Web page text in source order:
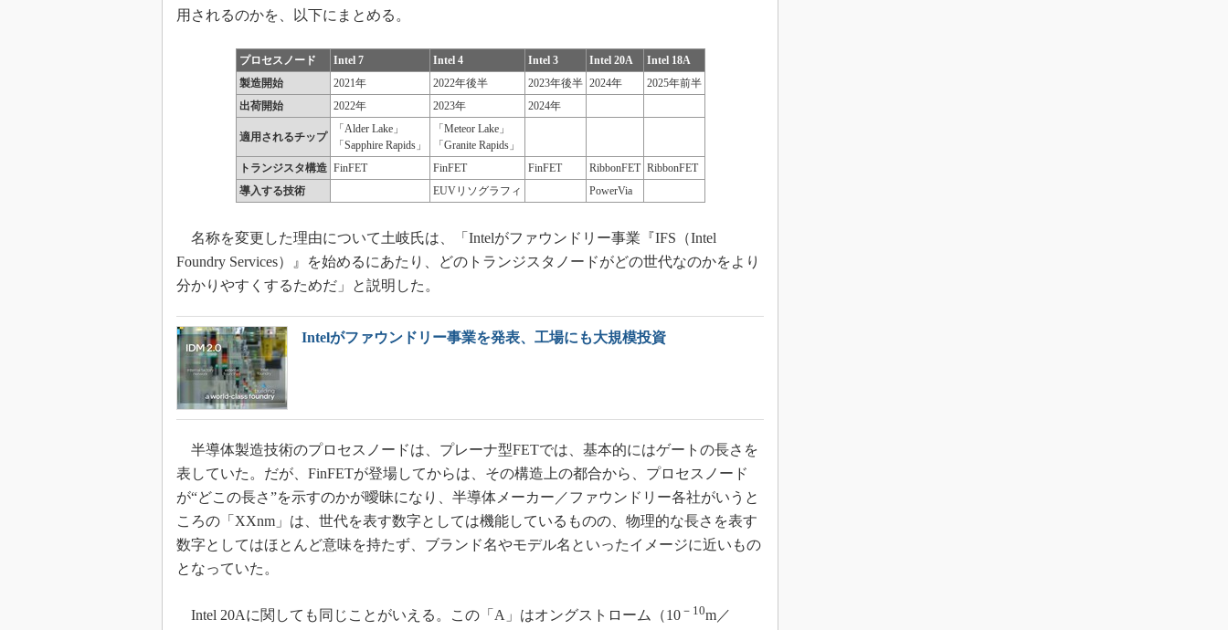
用されるのかを、以下にまとめる。
プロセスノード Intel 7 Intel 4 Intel 3 Intel 20A
Intel 18A
製造開始
2021年 2022年後半 2023年後半 2024年
2025年前半
出荷開始
2022年 2023年 2024年
適用されるチップ
「Alder Lake」
「Sapphire Rapids」
「Meteor Lake」
「Granite Rapids」
トランジスタ構造 FinFET FinFET FinFET RibbonFET RibbonFET
導入する技術
EUVリソグラフィ PowerVia
名称を変更した理由について土岐氏は、「Intelがファウンドリー事業『IFS（Intel
Foundry Services）』を始めるにあたり、どのトランジスタノードがどの世代なのかをより
分かりやすくするためだ」と説明した。
Intelがファウンドリー事業を発表、工場にも大規模投資
半導体製造技術のプロセスノードは、プレーナ型FETでは、基本的にはゲートの長さを
表していた。だが、FinFETが登場してからは、その構造上の都合から、プロセスノード
が“どこの長さ”を示すのかが曖昧になり、半導体メーカー／ファウンドリー各社がいうと
ころの「XXnm」は、世代を表す数字としては機能しているものの、物理的な長さを表す
数字としてはほとんど意味を持たず、ブランド名やモデル名といったイメージに近いもの
となっていた。
Intel 20Aに関しても同じことがいえる。この「A」はオングストローム（10 －10m／